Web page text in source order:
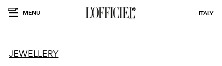
MENU ITALY
JEWELLERY